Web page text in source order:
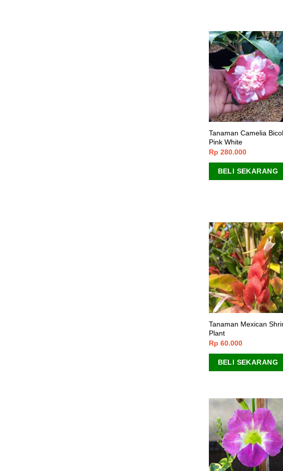
Tanaman Camelia
Pink White
Rp 280.000
BELI SEKARANG
Tanaman Mexican
Plant
Rp 60.000
BELI SEKARANG